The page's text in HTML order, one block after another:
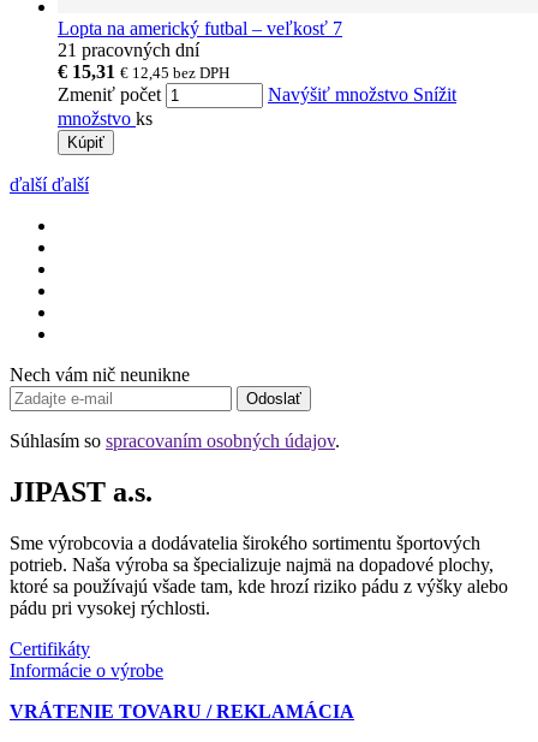
Lopta na americký futbal – veľkosť 7
21 pracovných dní
€ 15,31 € 12,45 bez DPH
Zmeniť počet Navýšiť množstvo Snížit
množstvo ks
Kúpiť
ďalší ďalší
Nech vám nič neunikne
Odoslať
Súhlasím so spracovaním osobných údajov.
JIPAST a.s.
Sme výrobcovia a dodávatelia širokého sortimentu športových
potrieb. Naša výroba sa špecializuje najmä na dopadové plochy,
ktoré sa používajú všade tam, kde hrozí riziko pádu z výšky alebo
pádu pri vysokej rýchlosti.
Certifikáty
Informácie o výrobe
VRÁTENIE TOVARU / REKLAMÁCIA